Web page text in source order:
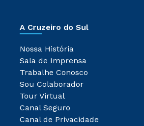
A Cruzeiro do Sul
Nossa História
Sala de Imprensa
Trabalhe Conosco
Sou Colaborador
Tour Virtual
Canal Seguro
Canal de Privacidade